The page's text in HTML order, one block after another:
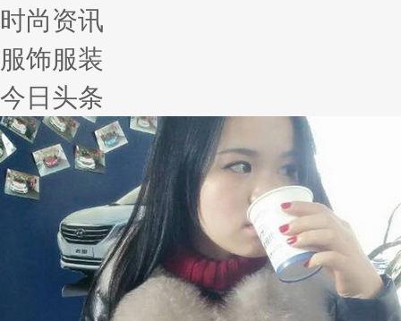
时尚资讯
服饰服装
今日头条